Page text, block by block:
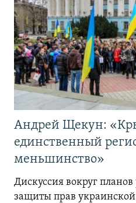
Андрей Щекун:
единственный
меньшинство»
Дискуссия вокруг
защиты прав